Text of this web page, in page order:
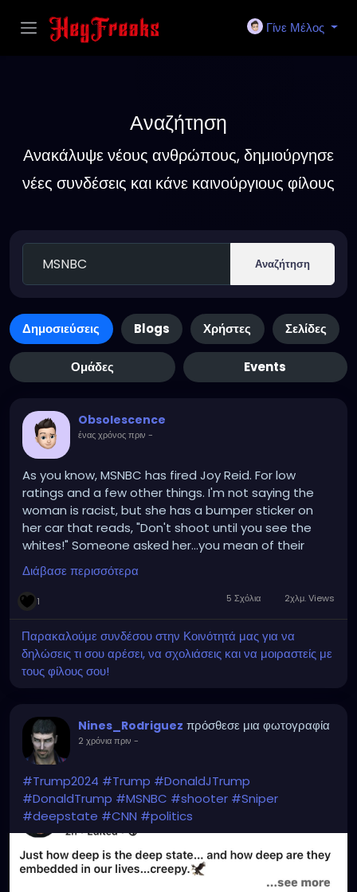
Γίνε Μέλος
Αναζήτηση
Ανακάλυψε νέους ανθρώπους, δημιούργησε
νέες συνδέσεις και κάνε καινούργιους φίλους
Αναζήτηση
Δημοσιεύσεις Blogs Χρήστες Σελίδες
Ομάδες Events
Obsolescence
ένας χρόνος πριν -
As you know, MSNBC has fired Joy Reid. For low
ratings and a few other things. I'm not saying the
woman is racist, but she has a bumper sticker on
her car that reads, "Don't shoot until you see the
whites!" Someone asked her...you mean of their
eyes? She responded, "Whose eyes?!"
Διάβασε περισσότερα
1 5 Σχόλια 2χλμ. Views
Παρακαλούμε συνδέσου στην Κοινότητά μας για να
δηλώσεις τι σου αρέσει, να σχολιάσεις και να μοιραστείς με
τους φίλους σου!
Nines_Rodriguez πρόσθεσε μια φωτογραφία
2 χρόνια πριν -
#Trump2024 #Trump #DonaldJTrump
#DonaldTrump #MSNBC #shooter #Sniper
#deepstate #CNN #politics